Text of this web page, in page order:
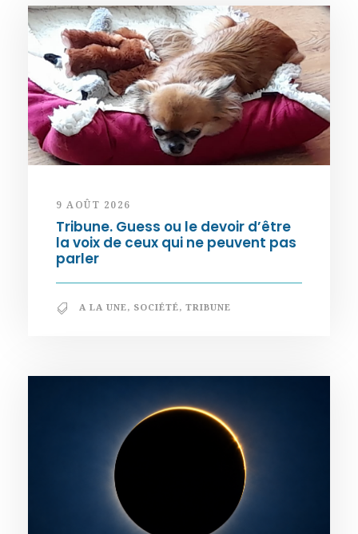
9 AOÛT 2026
Tribune. Guess ou le devoir d’être
la voix de ceux qui ne peuvent pas
parler
A LA UNE, SOCIÉTÉ, TRIBUNE